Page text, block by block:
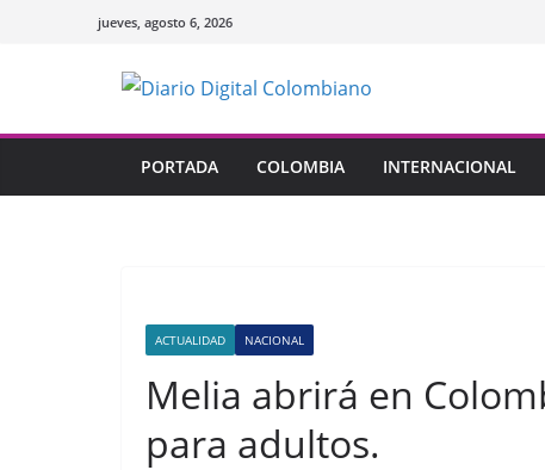
jueves, agosto 6, 2026
PORTADA COLOMBIA INTERNACIONAL
ACTUALIDAD NACIONAL
Melia abrirá en
para adultos.